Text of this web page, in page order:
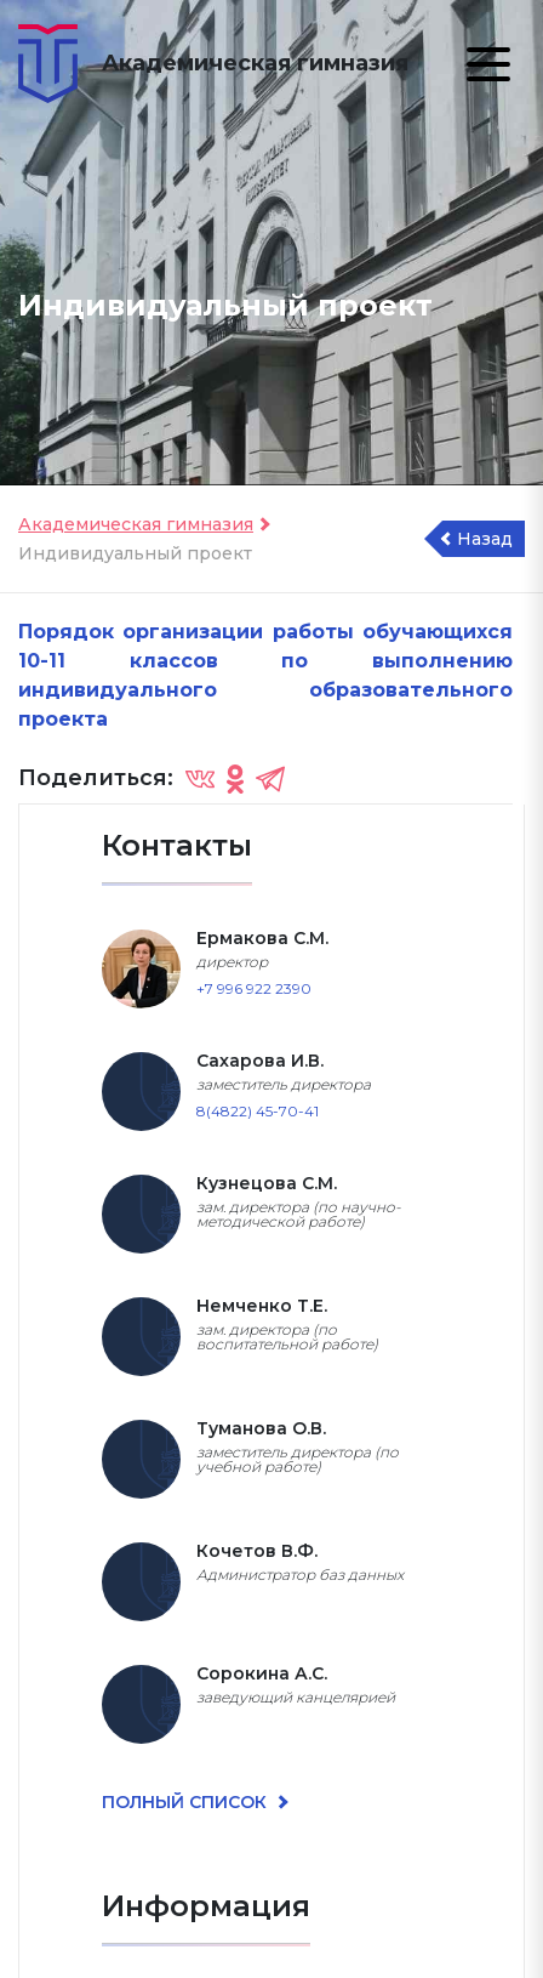
Академическая гимназия
Индивидуальный проект
Академическая гимназия
Индивидуальный проект
Назад
Порядок организации работы обучающихся
10-11 классов по выполнению
индивидуального образовательного
проекта
Поделиться:
Контакты
Ермакова С.М.
директор
+7 996 922 2390
Сахарова И.В.
заместитель директора
8(4822) 45-70-41
Кузнецова С.М.
зам. директора (по научно-
методической работе)
Немченко Т.Е.
зам. директора (по
воспитательной работе)
Туманова О.В.
заместитель директора (по
учебной работе)
Кочетов В.Ф.
Администратор баз данных
Сорокина А.С.
заведующий канцелярией
ПОЛНЫЙ СПИСОК
Информация